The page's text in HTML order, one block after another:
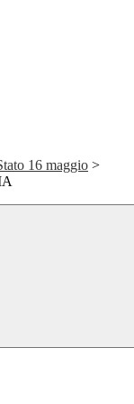
16 maggio >